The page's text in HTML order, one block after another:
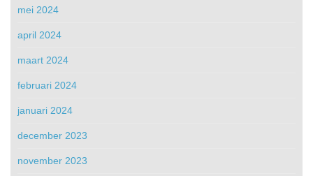
mei 2024
april 2024
maart 2024
februari 2024
januari 2024
december 2023
november 2023